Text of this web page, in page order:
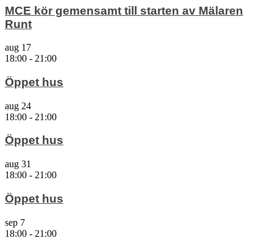
MCE kör gemensamt till starten av Mälaren
Runt
aug 17
18:00 - 21:00
Öppet hus
aug 24
18:00 - 21:00
Öppet hus
aug 31
18:00 - 21:00
Öppet hus
sep 7
18:00 - 21:00